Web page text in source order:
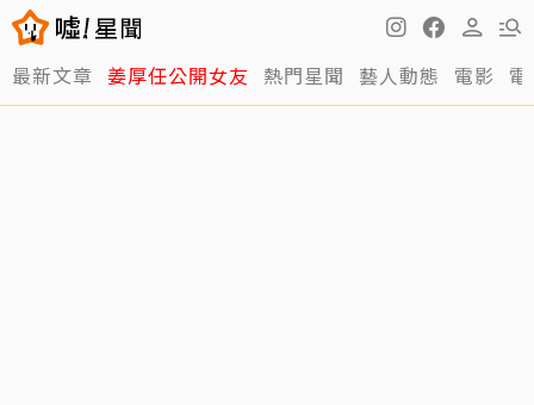
最新文章 姜厚任公開女友 熱門星聞 藝人動態 電影